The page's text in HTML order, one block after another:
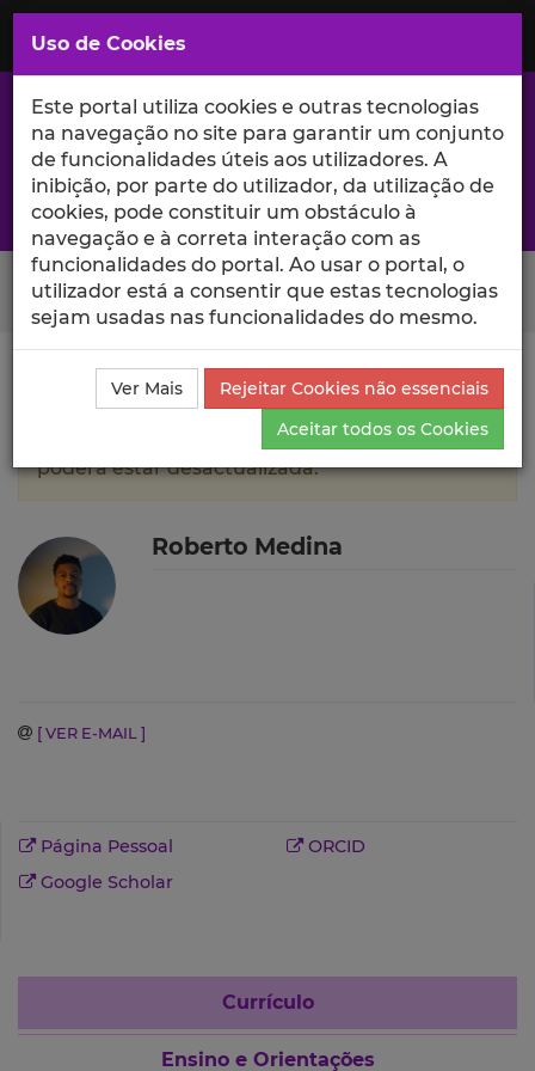
Saltar
para
Conteúdo
Principal
A excelência da investigação e ciência no Iscte
Search Button
Ciência_Iscte Autores Roberto Medina Currículo
A informação contida neste perfil público
poderá estar desactualizada.
Roberto Medina
[ VER E-MAIL ]
Página Pessoal
ORCID
Google Scholar
Currículo
Ensino e Orientações
Uso de Cookies
Este portal utiliza cookies e outras tecnologias
na navegação no site para garantir um conjunto
de funcionalidades úteis aos utilizadores. A
inibição, por parte do utilizador, da utilização de
cookies, pode constituir um obstáculo à
navegação e à correta interação com as
funcionalidades do portal. Ao usar o portal, o
utilizador está a consentir que estas tecnologias
sejam usadas nas funcionalidades do mesmo.
Ver Mais
Rejeitar Cookies não essenciais
Aceitar todos os Cookies